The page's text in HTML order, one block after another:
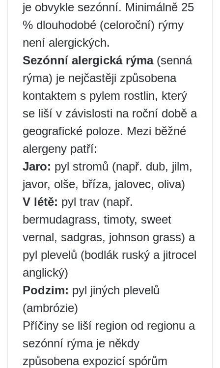
je obvykle sezónní. Minimálně 25
% dlouhodobé (celoroční) rýmy
není alergických.
Sezónní alergická rýma(senná
rýma) je nejčastěji způsobena
kontaktem s pylem rostlin, který
se liší v závislosti na roční době a
geografické poloze. Mezi běžné
alergeny patří:
Jaro: pyl stromů (např. dub, jilm,
javor, olše, bříza, jalovec, oliva)
V létě: pyl trav (např.
bermudagrass, timoty, sweet
vernal, sadgras, johnson grass) a
pyl plevelů (bodlák ruský a jitrocel
anglický)
Podzim: pyl jiných plevelů
(ambrózie)
Příčiny se liší region od regionu a
sezónní rýma je někdy
způsobena expozicí spórům